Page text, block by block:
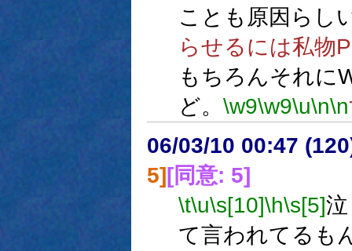
ことも原因らし
らせるには私物
もちろんそれに
ど。 \w9\w9\u\n\n
06/03/10 00:47
5][同意: 5]
\t\u\s[10]\h\s[5]
て言われてるも